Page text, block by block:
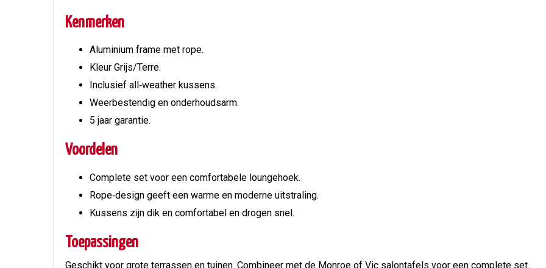
Kenmerken
Aluminium frame met rope.
Kleur Grijs/Terre.
Inclusief all‑weather kussens.
Weerbestendig en onderhoudsarm.
5 jaar garantie.
Voordelen
Complete set voor een comfortabele loungehoek.
Rope‑design geeft een warme en moderne uitstraling.
Kussens zijn dik en comfortabel en drogen snel.
Toepassingen
Geschikt voor grote terrassen en tuinen. Combineer met de Monroe of Vic salontafels voor een complete set.